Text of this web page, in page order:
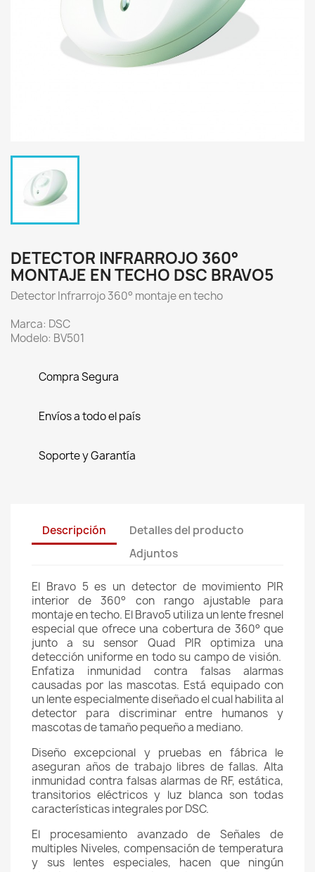
DETECTOR INFRARROJO 360°
MONTAJE EN TECHO DSC BRAVO5
Detector Infrarrojo 360° montaje en techo
Marca: DSC
Modelo: BV501
Compra Segura
Envíos a todo el país
Soporte y Garantía
Descripción
Detalles del producto
Adjuntos
El Bravo 5 es un detector de movimiento PIR
interior de 360° con rango ajustable para
montaje en techo. El Bravo5 utiliza un lente fresnel
especial que ofrece una cobertura de 360° que
junto a su sensor Quad PIR optimiza una
detección uniforme en todo su campo de visión.
Enfatiza inmunidad contra falsas alarmas
causadas por las mascotas. Está equipado con
un lente especialmente diseñado el cual habilita al
detector para discriminar entre humanos y
mascotas de tamaño pequeño a mediano.
Diseño excepcional y pruebas en fábrica le
aseguran años de trabajo libres de fallas. Alta
inmunidad contra falsas alarmas de RF, estática,
transitorios eléctricos y luz blanca son todas
características integrales por DSC.
El procesamiento avanzado de Señales de
multiples Niveles, compensación de temperatura
y sus lentes especiales, hacen que ningún